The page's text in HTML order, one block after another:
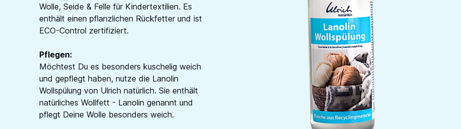
Wolle, Seide & Felle für Kindertextilien. Es
enthält einen pflanzlichen Rückfetter und ist
ECO-Control zertifiziert.
Pflegen:
Möchtest Du es besonders kuschelig weich
und gepflegt haben, nutze die Lanolin
Wollspülung von Ulrich natürlich. Sie enthält
natürliches Wollfett - Lanolin genannt und
pflegt Deine Wolle besonders weich.